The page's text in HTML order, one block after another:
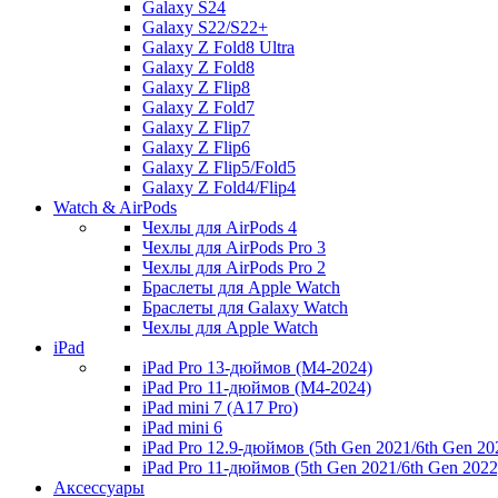
Galaxy S24
Galaxy S22/S22+
Galaxy Z Fold8 Ultra
Galaxy Z Fold8
Galaxy Z Flip8
Galaxy Z Fold7
Galaxy Z Flip7
Galaxy Z Flip6
Galaxy Z Flip5/Fold5
Galaxy Z Fold4/Flip4
Watch & AirPods
Чехлы для AirPods 4
Чехлы для AirPods Pro 3
Чехлы для AirPods Pro 2
Браслеты для Apple Watch
Браслеты для Galaxy Watch
Чехлы для Apple Watch
iPad
iPad Pro 13-дюймов (M4-2024)
iPad Pro 11-дюймов (M4-2024)
iPad mini 7 (A17 Pro)
iPad mini 6
iPad Pro 12.9-дюймов (5th Gen 2021/6th Gen
iPad Pro 11-дюймов (5th Gen 2021/6th Gen
Аксессуары